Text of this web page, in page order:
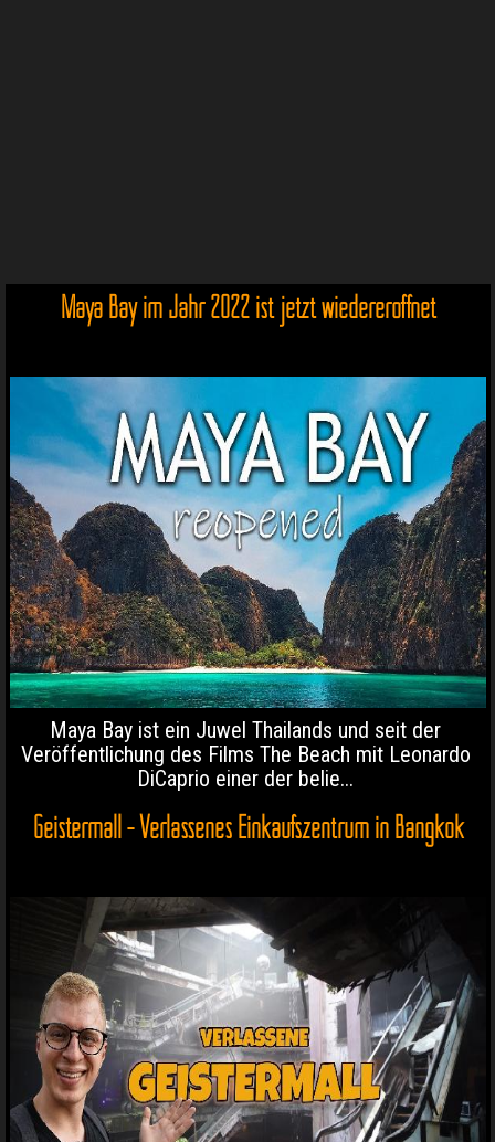
Maya Bay im Jahr 2022 ist jetzt wiedereröffnet
Maya Bay ist ein Juwel Thailands und seit der
Veröffentlichung des Films The Beach mit Leonardo
DiCaprio einer der belie...
Geistermall - Verlassenes Einkaufszentrum in Bangkok